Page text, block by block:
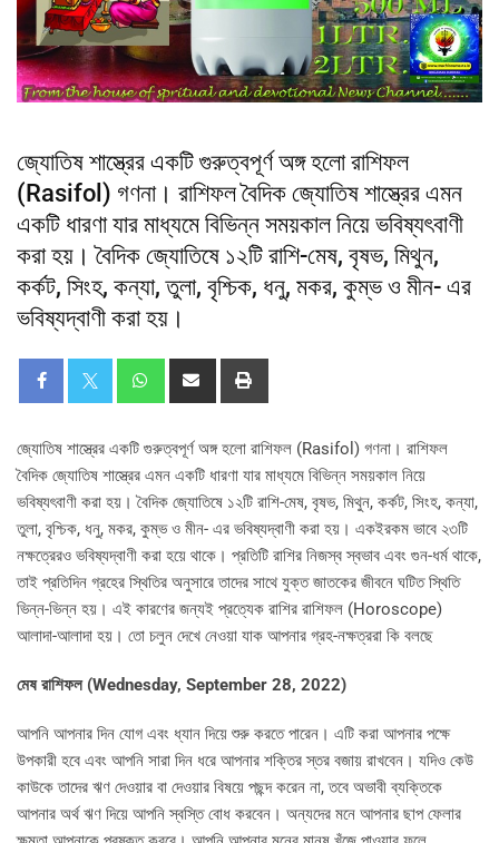
জ্যোতিষ শাস্ত্রের একটি গুরুত্বপূর্ণ অঙ্গ হলো রাশিফল
(Rasifol) গণনা। রাশিফল বৈদিক জ্যোতিষ শাস্ত্রের এমন
একটি ধারণা যার মাধ্যমে বিভিন্ন সময়কাল নিয়ে ভবিষ্যৎবাণী
করা হয়। বৈদিক জ্যোতিষে ১২টি রাশি-মেষ, বৃষভ, মিথুন,
কর্কট, সিংহ, কন্যা, তুলা, বৃশ্চিক, ধনু, মকর, কুম্ভ ও মীন- এর
ভবিষ্যদ্বাণী করা হয়।
জ্যোতিষ শাস্ত্রের একটি গুরুত্বপূর্ণ অঙ্গ হলো রাশিফল (Rasifol) গণনা। রাশিফল
বৈদিক জ্যোতিষ শাস্ত্রের এমন একটি ধারণা যার মাধ্যমে বিভিন্ন সময়কাল নিয়ে
ভবিষ্যৎবাণী করা হয়। বৈদিক জ্যোতিষে ১২টি রাশি-মেষ, বৃষভ, মিথুন, কর্কট, সিংহ, কন্যা,
তুলা, বৃশ্চিক, ধনু, মকর, কুম্ভ ও মীন- এর ভবিষ্যদ্বাণী করা হয়। একইরকম ভাবে ২৩টি
নক্ষত্রেরও ভবিষ্যদ্বাণী করা হয়ে থাকে। প্রতিটি রাশির নিজস্ব স্বভাব এবং গুন-ধর্ম থাকে,
তাই প্রতিদিন গ্রহের স্থিতির অনুসারে তাদের সাথে যুক্ত জাতকের জীবনে ঘটিত স্থিতি
ভিন্ন-ভিন্ন হয়। এই কারণের জন্যই প্রত্যেক রাশির রাশিফল (Horoscope)
আলাদা-আলাদা হয়। তো চলুন দেখে নেওয়া যাক আপনার গ্রহ-নক্ষত্ররা কি বলছে
মেষ রাশিফল (Wednesday, September 28, 2022)
আপনি আপনার দিন যোগ এবং ধ্যান দিয়ে শুরু করতে পারেন। এটি করা আপনার পক্ষে
উপকারী হবে এবং আপনি সারা দিন ধরে আপনার শক্তির স্তর বজায় রাখবেন। যদিও কেউ
কাউকে তাদের ঋণ দেওয়ার বা দেওয়ার বিষয়ে পছন্দ করেন না, তবে অভাবী ব্যক্তিকে
আপনার অর্থ ঋণ দিয়ে আপনি স্বস্তি বোধ করবেন। অন্যদের মনে আপনার ছাপ ফেলার